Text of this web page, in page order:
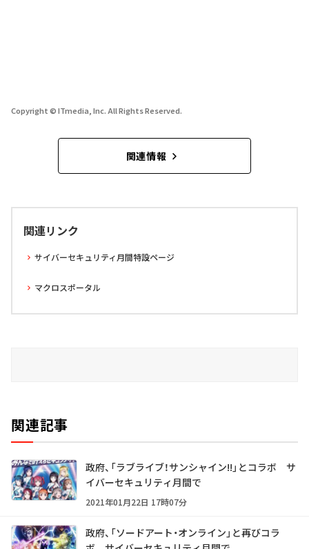
Copyright © ITmedia, Inc. All Rights Reserved.
関連情報
関連リンク
サイバーセキュリティ月間特設ページ
マクロスポータル
関連記事
政府、「ラブライブ！サンシャイン!!」とコラボ サ
イバーセキュリティ月間で
2021年01月22日 17時07分
政府、「ソードアート・オンライン」と再びコラ